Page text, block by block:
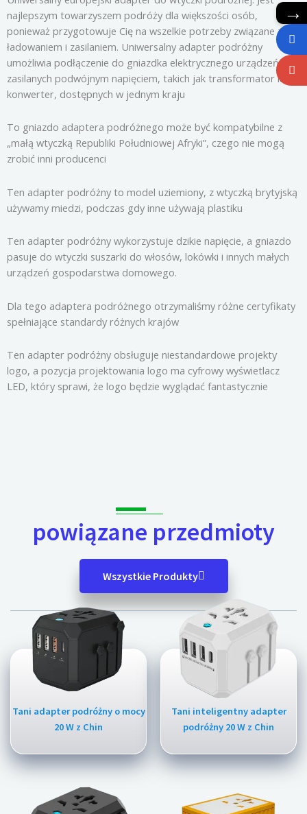
najlepszym towarzyszem podróży dla większości osób,
ponieważ przygotowuje Cię na wszelkie potrzeby związane z
ładowaniem i zasilaniem. Uniwersalny adapter podróżny
umożliwia podłączenie do gniazdka elektrycznego urządzeń
zasilanych podwójnym napięciem, takich jak transformator lub
konwerter, dostępnych w jednym kraju
To gniazdo adaptera podróżnego może być kompatybilne z
„małą wtyczką Republiki Południowej Afryki”, czego nie mogą
zrobić inni producenci
Ten adapter podróżny to model uziemiony, z wtyczką brytyjską
używamy miedzi, podczas gdy inne używają plastiku
Ten adapter podróżny wykorzystuje dzikie napięcie, a gniazdo
pasuje do wtyczki suszarki do włosów, lokówki i innych małych
urządzeń gospodarstwa domowego.
Dla tego adaptera podróżnego otrzymaliśmy różne certyfikaty
spełniające standardy różnych krajów
Ten adapter podróżny obsługuje niestandardowe projekty
logo, a pozycja projektowania logo ma cyfrowy wyświetlacz
LED, który sprawi, że logo będzie wyglądać fantastycznie
powiązane przedmioty
Wszystkie Produkty
Tani adapter podróżny o mocy
20 W z Chin
Tani inteligentny adapter
podróżny 20 W z Chin
→